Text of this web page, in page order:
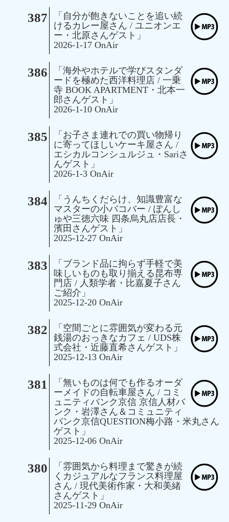
387
「自分が飽きないことを追い続
けるカレー屋さん / ユニオンエ
ー・北原さんゲスト」
2026-1-17 OnAir
386
「海外やホテルで学びスタンダ
ードを極めた西洋料理店 / 一乗
寺 BOOK APARTMENT・北本一
郎さんゲスト」
2026-1-10 OnAir
385
「お子さま連れでの買い物帰り
に寄ってほしいケーキ屋さん /
エシカルコンシュルジュ・Sariさ
んゲスト」
2026-1-3 OnAir
384
「うんちくだらけ、知識豊富な
マスターの小バコバー / ぽんし
ゅや三徳六味 四条烏丸店店長・
濱田さんゲスト」
2025-12-27 OnAir
383
「ブランド品に拘らず手軽で美
味しいものも取り揃える昆布専
門店 / 人類学者・比嘉夏子さん
ご紹介」
2025-12-20 OnAir
382
「空間ごとに雰囲気が変わる元
銭湯のおっきなカフェ / UDS株
式会社・近藤直希さんゲスト」
2025-12-13 OnAir
381
「無いものは何でも作るオーダ
ーメイドの自転車屋さん / コミ
ュニティバンク京信 京信人材バ
ンク・岩澤さん＆コミュニティ
バンク京信QUESTION梅小路・米丸さん
ゲスト」
2025-12-06 OnAir
380
「雰囲気から料理まで驚きが続
くカジュアルなフランス料理屋
さん / 現代美術作家・大和美緒
さんゲスト」
2025-11-29 OnAir